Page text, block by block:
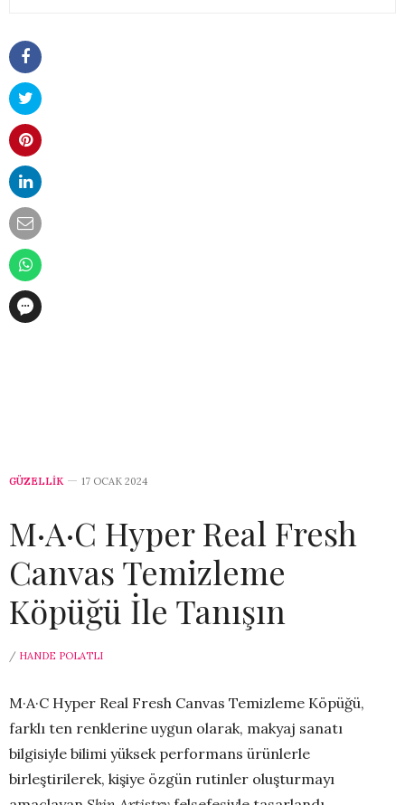
GÜZELLİK 17 OCAK 2024
M·A·C Hyper Real Fresh
Canvas Temizleme
Köpüğü İle Tanışın
/ HANDE POLATLI
M·A·C Hyper Real Fresh Canvas Temizleme Köpüğü,
farklı ten renklerine uygun olarak, makyaj sanatı
bilgisiyle bilimi yüksek performans ürünlerle
birleştirilerek, kişiye özgün rutinler oluşturmayı